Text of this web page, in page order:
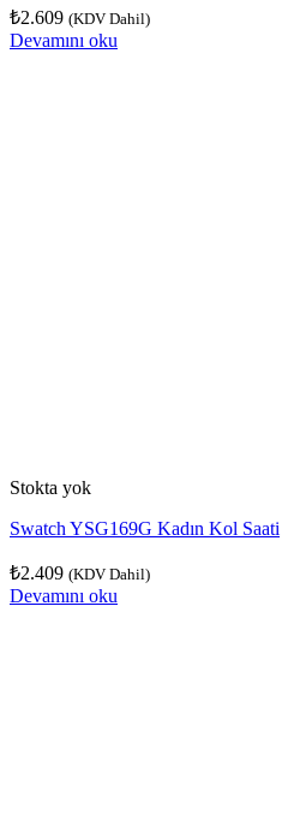
₺2.609 (KDV Dahil)
Devamını oku
Stokta yok
Swatch YSG169G Kadın Kol Saati
₺2.409 (KDV Dahil)
Devamını oku